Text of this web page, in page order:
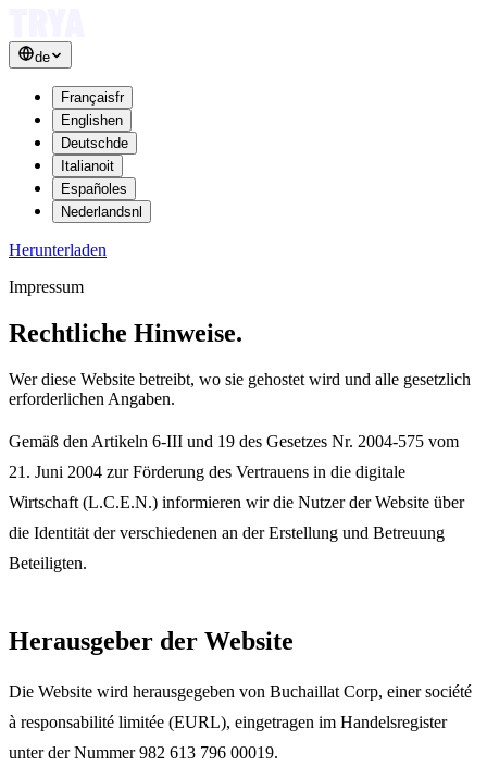
de
Françaisfr
Englishen
Deutschde
Italianoit
Español es
Nederlandsnl
Herunterladen
Impressum
Rechtliche Hinweise.
Wer diese Website betreibt, wo sie gehostet wird und alle gesetzlich
erforderlichen Angaben.
Gemäß den Artikeln 6-III und 19 des Gesetzes Nr. 2004-575 vom
21. Juni 2004 zur Förderung des Vertrauens in die digitale
Wirtschaft (L.C.E.N.) informieren wir die Nutzer der Website über
die Identität der verschiedenen an der Erstellung und Betreuung
Beteiligten.
Herausgeber der Website
Die Website wird herausgegeben von Buchaillat Corp, einer société
à responsabilité limitée (EURL), eingetragen im Handelsregister
unter der Nummer 982 613 796 00019.